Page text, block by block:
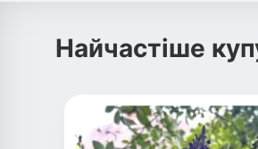
Найчастіше